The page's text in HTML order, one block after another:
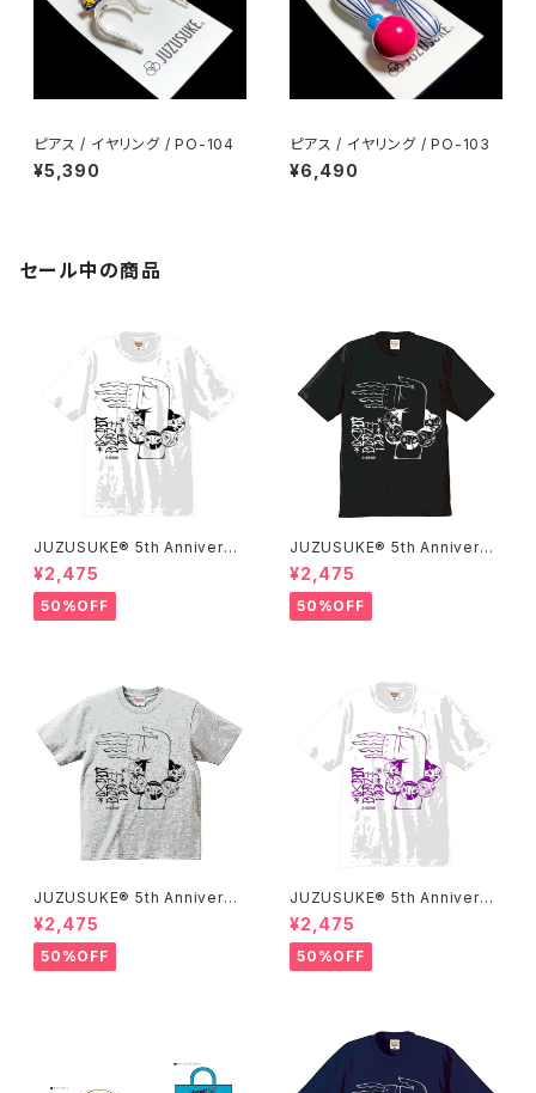
ピアス / イヤリング / PO-104
¥5,390
ピアス / イヤリング / PO-103
¥6,490
セール中の商品
JUZUSUKE® 5th Anniversa
ry Tee
¥2,475
50%OFF
JUZUSUKE® 5th Anniversa
ry Tee
¥2,475
50%OFF
JUZUSUKE® 5th Anniversa
ry Tee
¥2,475
50%OFF
JUZUSUKE® 5th Anniversa
ry Tee
¥2,475
50%OFF